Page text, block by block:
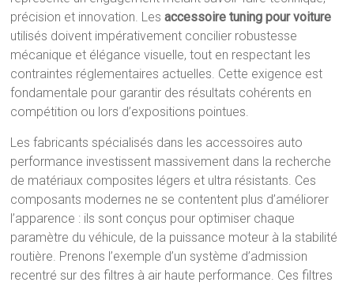
précision et innovation. Lesaccessoire tuning pour voiture
utilisés doivent impérativement concilier robustesse
mécanique et élégance visuelle, tout en respectant les
contraintes réglementaires actuelles. Cette exigence est
fondamentale pour garantir des résultats cohérents en
compétition ou lors d’expositions pointues.
Les fabricants spécialisés dans les accessoires auto
performance investissent massivement dans la recherche
de matériaux composites légers et ultra résistants. Ces
composants modernes ne se contentent plus d’améliorer
l’apparence : ils sont conçus pour optimiser chaque
paramètre du véhicule, de la puissance moteur à la stabilité
routière. Prenons l’exemple d’un système d’admission
recentré sur des filtres à air haute performance. Ces filtres